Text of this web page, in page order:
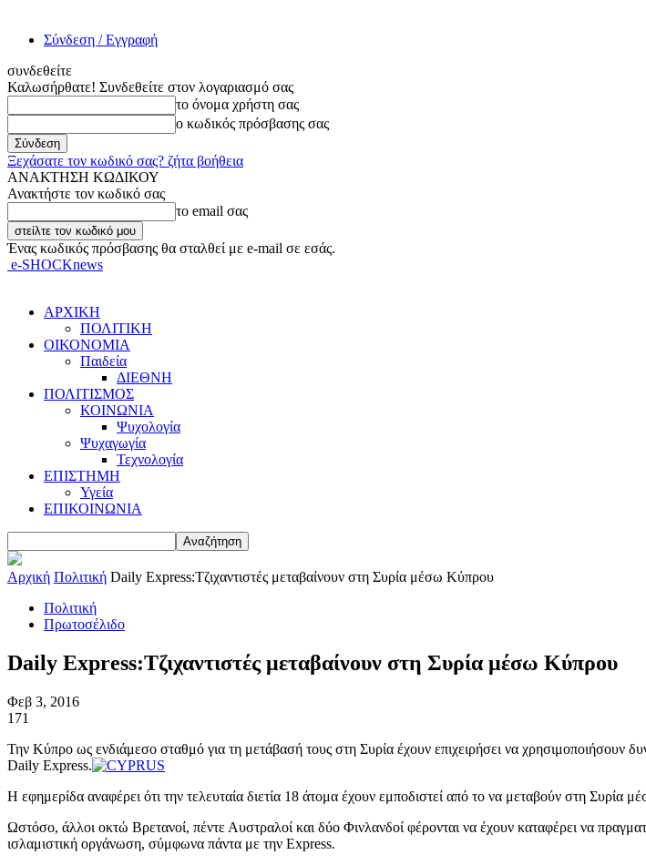
Σύνδεση / Εγγραφή
συνδεθείτε
Καλωσήρθατε! Συνδεθείτε στον λογαριασμό σας
το όνομα χρήστη σας
ο κωδικός πρόσβασης σας
Ξεχάσατε τον κωδικό σας? ζήτα βοήθεια
ΑΝΑΚΤΗΣΗ ΚΩΔΙΚΟΥ
Ανακτήστε τον κωδικό σας
το email σας
Ένας κωδικός πρόσβασης θα σταλθεί με e-mail σε εσάς.
e-SHOCKnews
ΑΡΧΙΚΗ
ΠΟΛΙΤΙΚΗ
ΟΙΚΟΝΟΜΙΑ
Παιδεία
ΔΙΕΘΝΗ
ΠΟΛΙΤΙΣΜΟΣ
ΚΟΙΝΩΝΙΑ
Ψυχολογία
Ψυχαγωγία
Τεχνολογία
ΕΠΙΣΤΗΜΗ
Υγεία
ΕΠΙΚΟΙΝΩΝΙΑ
Αρχική Πολιτική Daily Express:Τζιχαντιστές μεταβαίνουν στη Συρία μέσω Κύπρου
Πολιτική
Πρωτοσέλιδο
Daily Express:Τζιχαντιστές μεταβαίνουν στη Συρία μέσω Κύπρου
Φεβ 3, 2016
171
Την Κύπρο ως ενδιάμεσο σταθμό για τη μετάβασή τους στη Συρία έχουν επιχειρήσει να χρησιμοποιήσουν
Daily Express.
Η εφημερίδα αναφέρει ότι την τελευταία διετία 18 άτομα έχουν εμποδιστεί από το να μεταβούν στη
Ωστόσο, άλλοι οκτώ Βρετανοί, πέντε Αυστραλοί και δύο Φινλανδοί φέρονται να έχουν καταφέρει να
ισλαμιστική οργάνωση, σύμφωνα πάντα με την Express.